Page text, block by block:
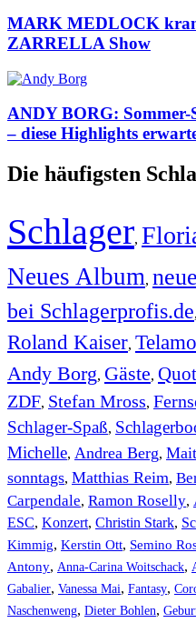
MARK MEDLOCK
ZARRELLA Show
ANDY BORG: Sommer-
– diese Highlights
Die häufigsten
Schlager,
Neues Album,
bei Schlagerprofis.de,
Roland Kaiser, Telamo
Andy Borg, Gäste,
ZDF, Stefan Mross,
Schlager-Spaß,
Michelle, Andrea Berg,
sonntags, Matthias Reim,
Carpendale, Ramon Roselly,
ESC, Konzert, Christin Stark,
Kimmig, Kerstin Ott, Semino
Antony, Anna-Carina Woitschack,
Gabalier, Vanessa Mai, Fantasy,
Naschenweng, Dieter Bohlen,